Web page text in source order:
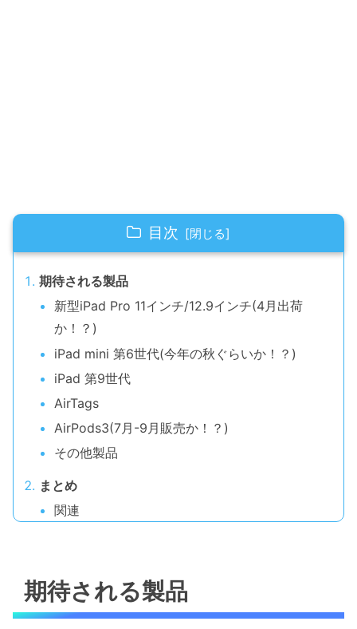
目次
期待される製品
新型iPad Pro 11インチ/12.9インチ(4月出荷
か！？)
iPad mini 第6世代(今年の秋ぐらいか！？)
iPad 第9世代
AirTags
AirPods3(7月-9月販売か！？)
その他製品
まとめ
関連
期待される製品